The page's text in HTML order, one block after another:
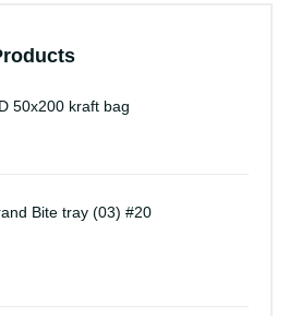
50x200 kraft bag
Bite tray (03) #20